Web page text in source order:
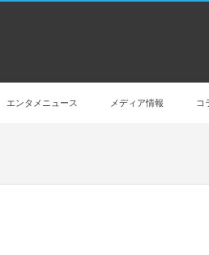
エンタメニュース メディア情報 コ